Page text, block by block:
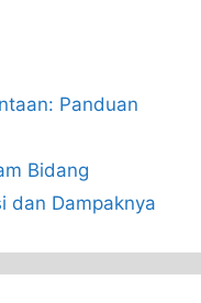
Panduan
Bidang
dan Dampaknya